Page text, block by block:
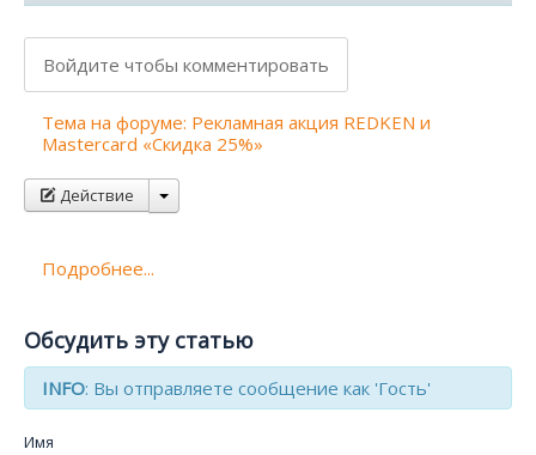
Войдите чтобы комментировать
Тема на форуме: Рекламная акция REDKEN и
Mastercard «Скидка 25%»
Действие
Подробнее...
Обсудить эту статью
INFO: Вы отправляете сообщение как 'Гость'
Имя